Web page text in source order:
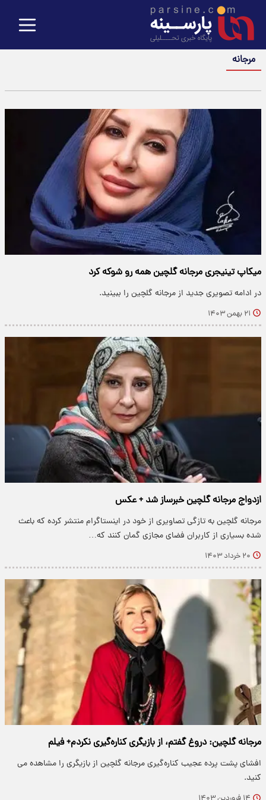
مرجانه
میکاپ تینیجری مرجانه گلچین همه رو شوکه کرد
در ادامه تصویری جدید از مرجانه گلچین را ببینید.
۲۱ بهمن ۱۴۰۳
ازدواج مرجانه گلچین خبرساز شد + عکس
مرجانه گلچین به تازگی تصاویری از خود در اینستاگرام منتشر کرده که باعث
شده بسیاری از کاربران فضای مجازی گمان کنند که…
۲۰ خرداد ۱۴۰۳
مرجانه گلچین: دروغ گفتم، از بازیگری کناره‌گیری نکردم+ فیلم
افشای پشت پرده عجیب کناره‌گیری مرجانه گلچین از بازیگری را مشاهده می
کنید.